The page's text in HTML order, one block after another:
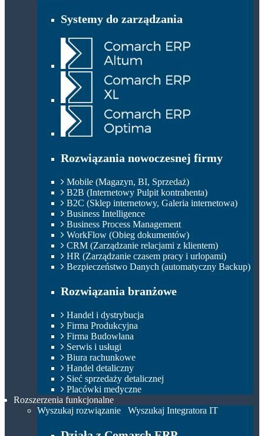
Systemy do zarządzania
Rozwiązania nowoczesnej firmy
Mobile (Magazyn, BI, Sprzedaż)
B2B (Internetowy Pulpit kontrahenta)
B2C (Sklep internetowy, Galeria internetowa)
Business Intelligence
Business Process Management
WorkFlow (Obieg dokumentów)
CRM (Zarządzanie relacjami z klientem)
HR (Zarządzanie czasem pracy i urlopami)
Bezpieczeństwo Danych (automatyczny Backup)
Rozwiązania branżowe
Handel i dystrybucja
Firma Produkcyjna
Firma Budowlana
Serwis i usługi
Biura rachunkowe
Handel detaliczny
Sieć sprzedaży detalicznej
Placówki medyczne
Rozszerzenia funkcjonalne
Wyszukaj rozwiązanie
Wyszukaj Integratora IT